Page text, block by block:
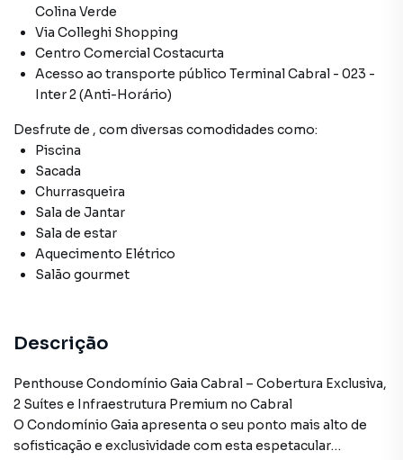
Colina Verde
Via Colleghi Shopping
Centro Comercial Costacurta
Acesso ao transporte público Terminal Cabral - 023 -
Inter 2 (Anti-Horário)
Desfrute de , com diversas comodidades como:
Piscina
Sacada
Churrasqueira
Sala de Jantar
Sala de estar
Aquecimento Elétrico
Salão gourmet
Descrição
Penthouse Condomínio Gaia Cabral – Cobertura Exclusiva,
2 Suítes e Infraestrutura Premium no Cabral
O Condomínio Gaia apresenta o seu ponto mais alto de
sofisticação e exclusividade com esta espetacular